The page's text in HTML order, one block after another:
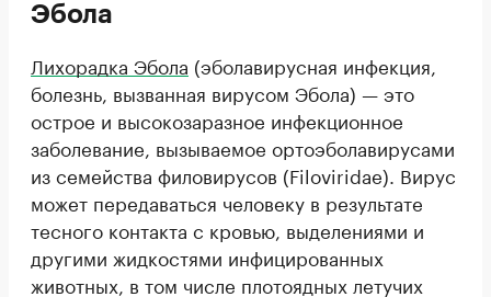
Эбола
Лихорадка Эбола (эболавирусная инфекция,
болезнь, вызванная вирусом Эбола) — это
острое и высокозаразное инфекционное
заболевание, вызываемое ортоэболавирусами
из семейства филовирусов (Filoviridae). Вирус
может передаваться человеку в результате
тесного контакта с кровью, выделениями и
другими жидкостями инфицированных
животных, в том числе плотоядных летучих